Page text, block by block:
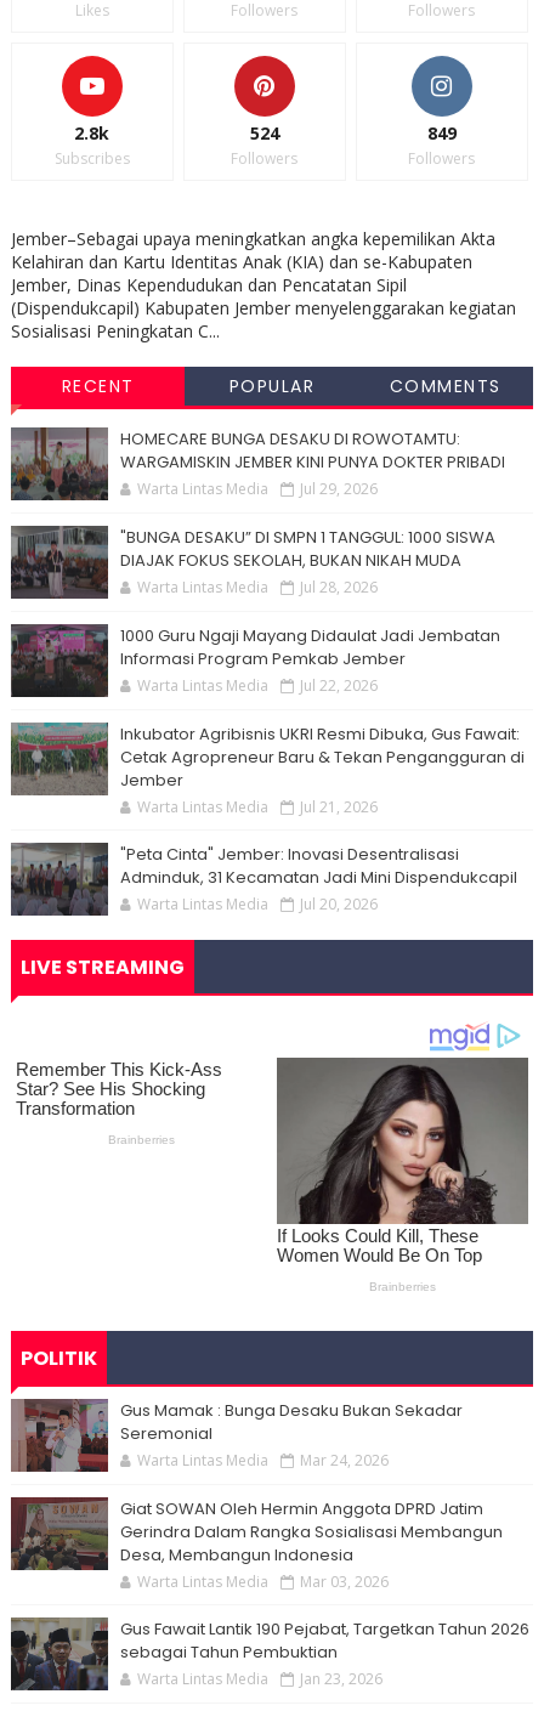
Likes Followers Followers
2.8k
Subscribes
524
Followers
849
Followers
Jember–Sebagai upaya meningkatkan angka kepemilikan Akta
Kelahiran dan Kartu Identitas Anak (KIA) dan se-Kabupaten
Jember, Dinas Kependudukan dan Pencatatan Sipil
(Dispendukcapil) Kabupaten Jember menyelenggarakan kegiatan
Sosialisasi Peningkatan C...
RECENT POPULAR COMMENTS
HOMECARE BUNGA DESAKU DI ROWOTAMTU:
WARGAMISKIN JEMBER KINI PUNYA DOKTER PRIBADI
Warta Lintas Media Jul 29, 2026
"BUNGA DESAKU” DI SMPN 1 TANGGUL: 1000 SISWA
DIAJAK FOKUS SEKOLAH, BUKAN NIKAH MUDA
Warta Lintas Media Jul 28, 2026
1000 Guru Ngaji Mayang Didaulat Jadi Jembatan
Informasi Program Pemkab Jember
Warta Lintas Media Jul 22, 2026
Inkubator Agribisnis UKRI Resmi Dibuka, Gus Fawait:
Cetak Agropreneur Baru & Tekan Pengangguran di
Jember
Warta Lintas Media Jul 21, 2026
"Peta Cinta" Jember: Inovasi Desentralisasi
Adminduk, 31 Kecamatan Jadi Mini Dispendukcapil
Warta Lintas Media Jul 20, 2026
LIVE STREAMING
POLITIK
Gus Mamak : Bunga Desaku Bukan Sekadar
Seremonial
Warta Lintas Media Mar 24, 2026
Giat SOWAN Oleh Hermin Anggota DPRD Jatim
Gerindra Dalam Rangka Sosialisasi Membangun
Desa, Membangun Indonesia
Warta Lintas Media Mar 03, 2026
Gus Fawait Lantik 190 Pejabat, Targetkan Tahun 2026
sebagai Tahun Pembuktian
Warta Lintas Media Jan 23, 2026